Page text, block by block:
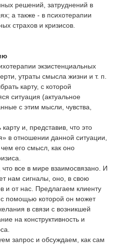
решений, затруднений в
а также - в психотерапии
страхов и кризисов.
экзистенциальных
утраты смысла жизни и т. п.
карту, с которой
ситуация (актуальное
с этим мысли, чувства,
и, представив, что это
в отношении данной ситуации,
его смысл, как оно
все в мире взаимосвязано. И
нам сигналы, оно, в свою
и от нас. Предлагаем клиенту
с помощью которой он может
в связи с возникшей
на конструктивность и
запрос и обсуждаем, как сам